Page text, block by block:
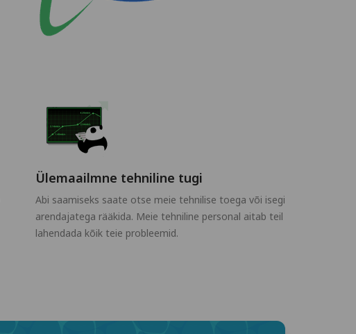
Ülemaailmne tehniline tugi
Abi saamiseks saate otse meie tehnilise toega või isegi
arendajatega rääkida. Meie tehniline personal aitab teil
lahendada kõik teie probleemid.